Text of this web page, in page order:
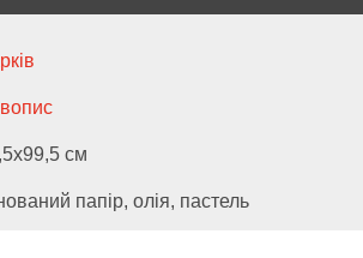
см
папір, олія, пастель